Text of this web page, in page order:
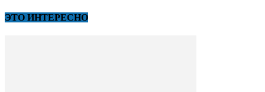
ЭТО ИНТЕРЕСНО